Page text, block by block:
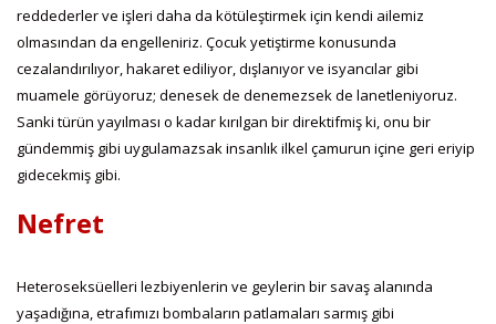
reddederler ve işleri daha da kötüleştirmek için kendi ailemiz
olmasından da engelleniriz. Çocuk yetiştirme konusunda
cezalandırılıyor, hakaret ediliyor, dışlanıyor ve isyancılar gibi
muamele görüyoruz; denesek de denemezsek de lanetleniyoruz.
Sanki türün yayılması o kadar kırılgan bir direktifmiş ki, onu bir
gündemmiş gibi uygulamazsak insanlık ilkel çamurun içine geri eriyip
gidecekmiş gibi.
Nefret
Heteroseksüelleri lezbiyenlerin ve geylerin bir savaş alanında
yaşadığına, etrafımızı bombaların patlamaları sarmış gibi